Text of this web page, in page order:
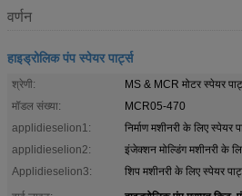
वर्णन
हाइड्रोलिक पंप स्पेयर पार्ट्स
श्रेणी:
MS & MCR मोटर स्पेयर
मॉडल संख्या:
MCR05-470
applidieselion1:
निर्माण मशीनरी के लिए स्पेयर
applidieselion2:
इंजेक्शन मोल्डिंग मशीनरी के
Applidieselion3:
शिप मशीनरी के लिए स्पेयर